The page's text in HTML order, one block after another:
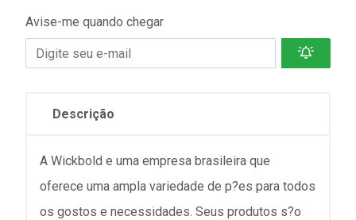
Avise-me quando chegar
Descrição
A Wickbold e uma empresa brasileira que
oferece uma ampla variedade de p?es para todos
os gostos e necessidades. Seus produtos s?o